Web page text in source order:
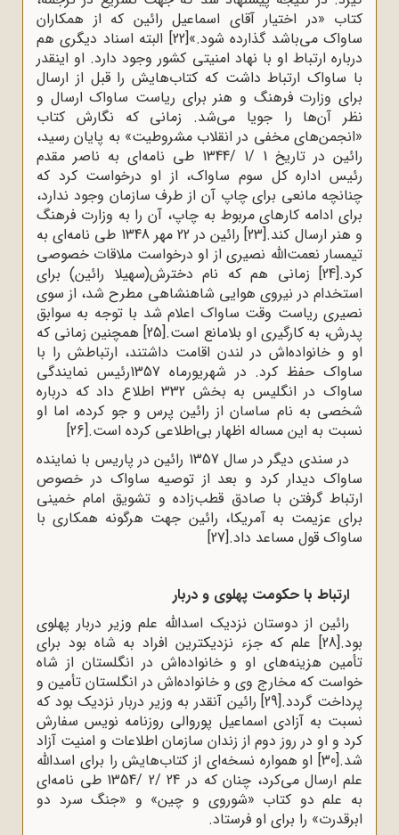
کتاب «در اختیار آقای اسماعیل رائین که از همکاران
ساواک می‌باشد گذارده شود.»[22]
البته اسناد دیگری هم
درباره ارتباط او با نهاد امنیتی کشور وجود دارد. او اینقدر
با ساواک ارتباط داشت که کتاب‌هایش را قبل از ارسال
برای وزارت فرهنگ و هنر برای ریاست ساواک ارسال و
نظر آن‌ها را جویا می‌شد. زمانی که نگارش کتاب
«انجمن‌های مخفی در انقلاب مشروطیت» به پایان رسید،
رائین در تاریخ 1 /1 /1344 طی نامه‌ای به ناصر مقدم
رئیس اداره کل سوم ساواک، از او درخواست کرد که
چنانچه مانعی برای چاپ آن از طرف سازمان وجود ندارد،
برای ادامه کارهای مربوط به چاپ، آن را به وزارت فرهنگ
و هنر ارسال کند.[23]
رائین در 22 مهر 1348 طی نامه‌ای به
تیمسار نعمت‌الله نصیری از او درخواست ملاقات خصوصی
کرد.[24]
زمانی هم که نام دخترش(سهیلا رائین) برای
استخدام در نیروی هوایی شاهنشاهی مطرح شد، از سوی
نصیری ریاست وقت ساواک اعلام شد با توجه به سوابق
پدرش، به کارگیری او بلامانع است.[25]
همچنین زمانی که
او و خانواده‌اش در لندن اقامت داشتند، ارتباطش را با
ساواک حفظ کرد. در شهریورماه 1357رئیس نمایندگی
ساواک در انگلیس به بخش 332 اطلاع داد که درباره
شخصی به نام ساسان از رائین پرس و جو کرده، اما او
نسبت به این مساله اظهار بی‌اطلاعی کرده است.[26]
در سندی دیگر در سال 1357 رائین در پاریس با نماینده
ساواک دیدار کرد و بعد از توصیه ساواک در خصوص
ارتباط گرفتن با صادق قطب‌زاده و تشویق امام خمینی
برای عزیمت به آمریکا، رائین جهت هرگونه همکاری با
ساواک قول مساعد داد.[27]
ارتباط با حکومت پهلوی و دربار
رائین از دوستان نزدیک اسدالله علم وزیر دربار پهلوی
بود.[28]
علم که جزء نزدیکترین افراد به شاه بود برای
تأمین هزینه‌های او و خانواده‌اش در انگلستان از شاه
خواست که مخارج وی و خانواده‌اش در انگلستان تأمین و
پرداخت گردد.[29]
رائین آنقدر به وزیر دربار نزدیک بود که
نسبت به آزادی اسماعیل پوروالی روزنامه نویس سفارش
کرد و او در روز دوم از زندان سازمان اطلاعات و امنیت آزاد
شد.[30]
او همواره نسخه‌ای از کتاب‌هایش را برای اسدالله
علم ارسال می‌کرد، چنان که در 24 /2 /1354 طی نامه‌ای
به علم دو کتاب «شوروی و چین» و «جنگ سرد دو
ابرقدرت» را برای او فرستاد.